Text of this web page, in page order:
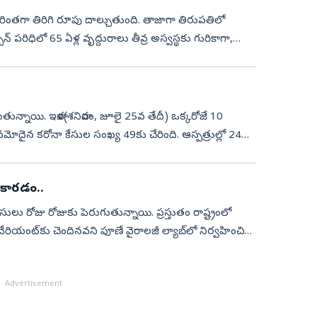
తిరిగి రూపు దాల్చుతుంది. తాజాగా తిరుపతిలో
65 ఏళ్ల వృద్దురాలు తీవ్ర అస్వస్థకు గురికాగా,
కరోనా కేసుల సంఖ్య 49కు చేరింది. ఆస్పత్రుల్లో 24
కారడం..
రోజు రోజుకు పెరుగుతున్నాయి. ప్రస్తుతం రాష్ట్రంలో
వేరియంట్‌కు చెందినవని పూణే వైరాలజీ ల్యాబ్‌లో నిర్వహించిన
Advertisement